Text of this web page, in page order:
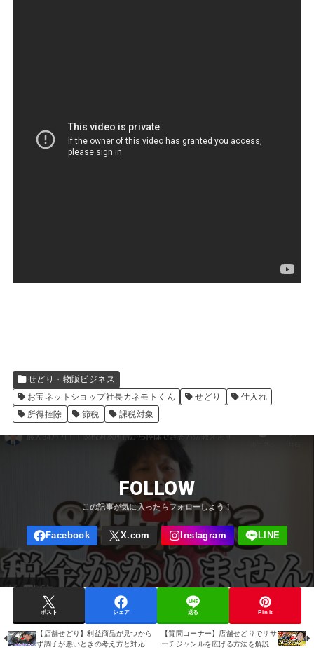
せどり・物販ビジネス
お宝ネットショップ社長カネモトくん
せどり
仕入れ
所得控除
節税 課税対象
FOLLOW
ポスト シェア 送る Pin it
【店舗せどり】利益商品が見つから
ず調子が悪いときの考え方と対応
【質問コーナー】店舗せどりでリサ
ーチジャンルを広げる方法を解説